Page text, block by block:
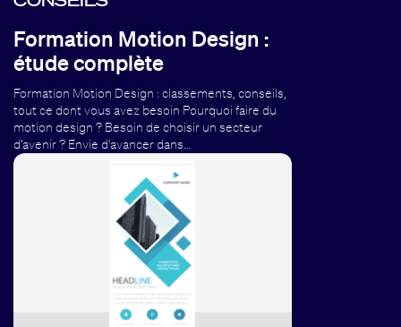
Formation Motion Design :
étude complète
Formation Motion Design : classements, conseils,
tout ce dont vous avez besoin Pourquoi faire du
motion design ? Besoin de choisir un secteur
d’avenir ? Envie d'avancer dans…